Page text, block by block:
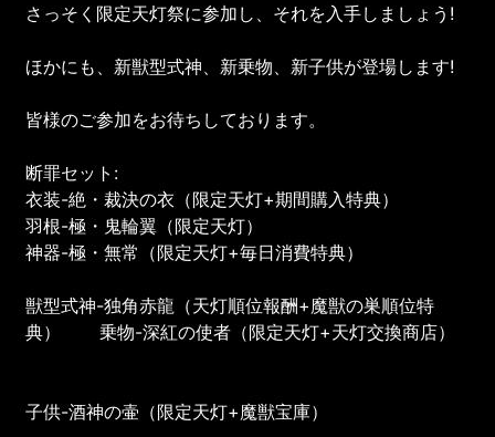
さっそく限定天灯祭に参加し、それを入手しましょう!
ほかにも、新獣型式神、新乗物、新子供が登場します!
皆様のご参加をお待ちしております。
断罪セット:
衣装-絶・裁決の衣（限定天灯+期間購入特典）
羽根-極・鬼輪翼（限定天灯）
神器-極・無常（限定天灯+毎日消費特典）
獣型式神-独角赤龍（天灯順位報酬+魔獣の巣順位特
典） 乗物-深紅の使者（限定天灯+天灯交換商店）
子供-酒神の壷（限定天灯+魔獣宝庫）